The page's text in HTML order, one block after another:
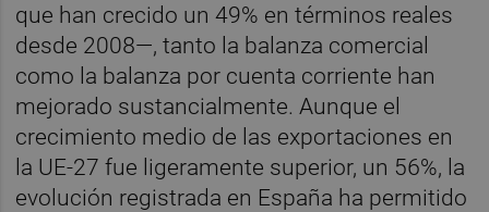
que han crecido un 49% en términos reales
desde 2008—, tanto la balanza comercial
como la balanza por cuenta corriente han
mejorado sustancialmente. Aunque el
crecimiento medio de las exportaciones en
la UE-27 fue ligeramente superior, un 56%, la
evolución registrada en España ha permitido